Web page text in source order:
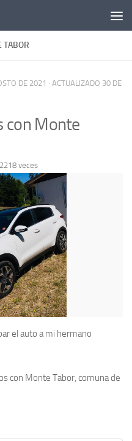
TABOR
DE 2021 · ACTUALIZADO 30 DE
con Monte
veces
el auto a mi hermano
con Monte Tabor, comuna de